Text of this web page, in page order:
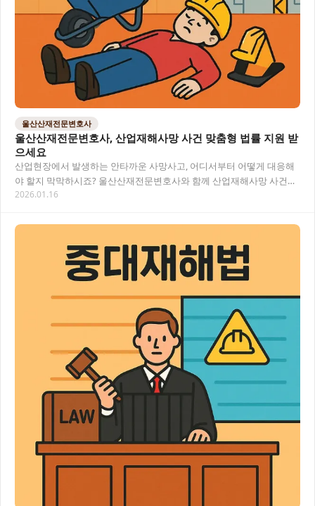
울산산재전문변호사
울산산재전문변호사, 산업재해사망 사건 맞춤형 법률 지원 받
으세요
산업현장에서 발생하는 안타까운 사망사고, 어디서부터 어떻게 대응해
야 할지 막막하시죠? 울산산재전문변호사와 함께 산업재해사망 사건에
대한 적절한 법적 대응과 최대 보상을 위한 전략적…
2026.01.16